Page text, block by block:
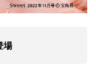
場